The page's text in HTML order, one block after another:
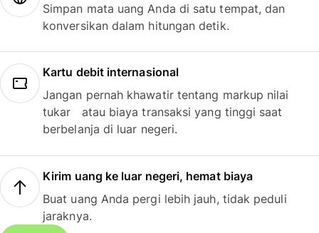
Simpan mata uang Anda di satu tempat, dan
konversikan dalam hitungan detik.
Kartu debit internasional
Jangan pernah khawatir tentang markup nilai
tukar atau biaya transaksi yang tinggi saat
berbelanja di luar negeri.
Kirim uang ke luar negeri, hemat biaya
Buat uang Anda pergi lebih jauh, tidak peduli
jaraknya.